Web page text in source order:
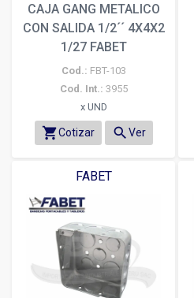
CAJA GANG METALICO
CON SALIDA 1/2´´ 4X4X2
1/27 FABET
Cod.: FBT-103
Cod. Int.: 3955
x UND
shopping_cartCotizar search Ver
FABET